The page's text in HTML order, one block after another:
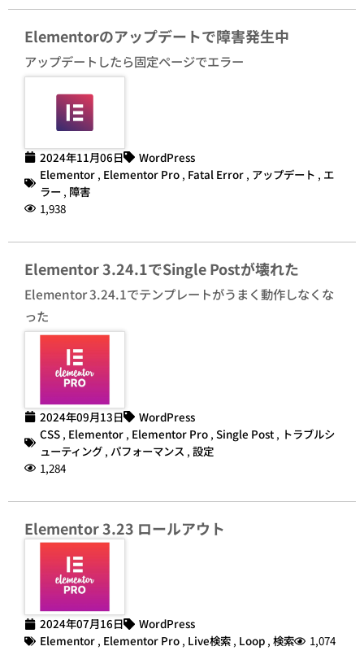
Elementorのアップデートで障害発生中
アップデートしたら固定ページでエラー
2024年11月06日
WordPress
Elementor , Elementor Pro , Fatal Error , アップデート , エ
ラー , 障害
1,938
Elementor 3.24.1でSingle Postが壊れた
Elementor 3.24.1でテンプレートがうまく動作しなくな
った
2024年09月13日
WordPress
CSS , Elementor , Elementor Pro , Single Post , トラブルシ
ューティング , パフォーマンス , 設定
1,284
Elementor 3.23 ロールアウト
2024年07月16日
WordPress
Elementor , Elementor Pro , Live検索 , Loop , 検索 1,074